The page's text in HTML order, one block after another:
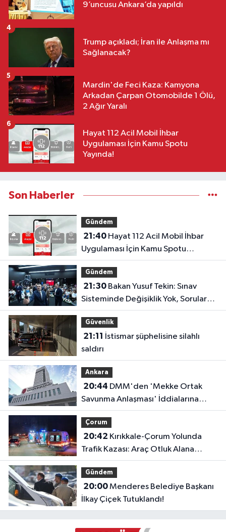
9’uncusu Ankara’da yapıldı
Trump açıkladı; İran ile Anlaşma mı
Sağlanacak?
4
Mardin'de Feci Kaza: Kamyona
Arkadan Çarpan Otomobilde 1 Ölü,
2 Ağır Yaralı
5
Hayat 112 Acil Mobil İhbar
Uygulaması İçin Kamu Spotu
Yayında!
6
Son Haberler
Gündem
21:40Hayat 112 Acil Mobil İhbar
Uygulaması İçin Kamu Spotu
Yayında!
Gündem
21:30Bakan Yusuf Tekin: Sınav
Sisteminde Değişiklik Yok, Sorular
Yeni Müfredata Uygun Olacak
Güvenlik
21:11
saldırı
Ankara
20:44
Savunma Anlaşması' İddialarına
Yalanlama
Çorum
20:42
Trafik Kazası: Araç Otluk Alana
Devrildi, Yaralılar Var!
Gündem
20:00Menderes Belediye Başkanı
İlkay Çiçek Tutuklandı!